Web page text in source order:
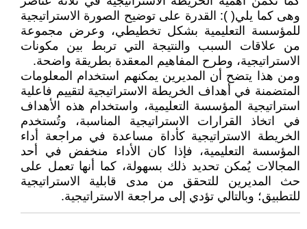
وهى كما يلي( ): القدرة على توضيح الصورة الاستراتيجية
للمؤسسة التعليمية بشكل تخطيطي، وعرض مجموعة
من علاقات السبب والنتيجة التي تربط بين مكونات
الاستراتيجية، وطرح المفاهيم المعقدة بطريقة واضحة.
ومن هذا يتضح أن المديرين يمكنهم استخدام المعلومات
المتضمنة في أهداف الخريطة الاستراتيجية لتقييم فاعلية
استراتيجية المؤسسة التعليمية، واستخدام هذه الأهداف
في اتخاذ القرارات الاستراتيجية المناسبة، وتُستخدم
الخريطة الاستراتيجية كأداة مساعدة في مراجعة أداء
المؤسسة التعليمية، فإذا كان الأداء منخفض في أحد
المجالات يُمكن تحديد ذلك بسهولة، كما أنها تعمل على
حث المديرين للتحقق من مدى قابلية الاستراتيجية
للتطبيق؛ وبالتالي تؤدي إلى مراجعة الاستراتيجية.